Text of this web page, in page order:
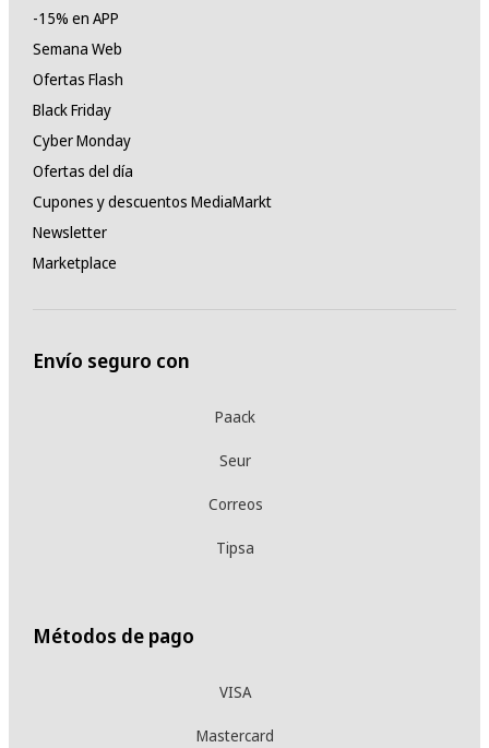
-15% en APP
Semana Web
Ofertas Flash
Black Friday
Cyber Monday
Ofertas del día
Cupones y descuentos MediaMarkt
Newsletter
Marketplace
Envío seguro con
Paack
Seur
Correos
Tipsa
Métodos de pago
VISA
Mastercard